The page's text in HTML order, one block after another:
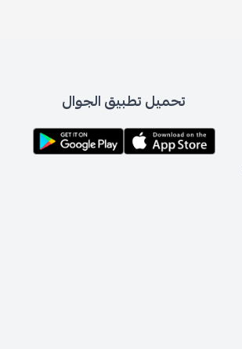
تحميل تطبيق الجوال